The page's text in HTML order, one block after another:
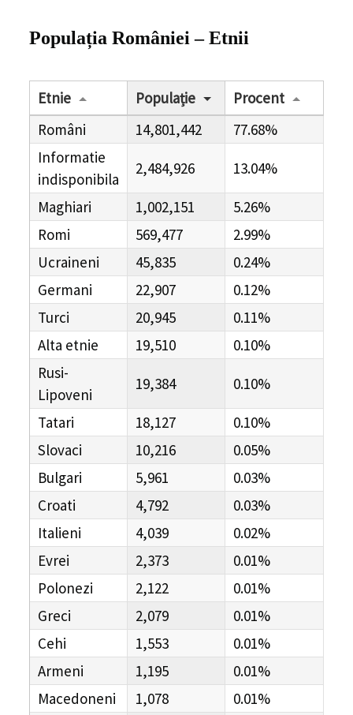
Populația României – Etnii
Etnie Populație
Procent
Români
14,801,442
77.68%
Informatie
indisponibila
2,484,926 13.04%
Maghiari 1,002,151
5.26%
Romi
569,477
2.99%
Ucraineni
45,835
0.24%
Germani
22,907
0.12%
Turci
20,945
0.11%
Alta etnie
19,510
0.10%
Rusi-
Lipoveni
19,384 0.10%
Tatari 18,127
0.10%
Slovaci
10,216
0.05%
Bulgari
5,961
0.03%
Croati
4,792
0.03%
Italieni
4,039
0.02%
Evrei
2,373
0.01%
Polonezi
2,122
0.01%
Greci
2,079
0.01%
Cehi
1,553
0.01%
Armeni
1,195
0.01%
Macedoneni
1,078
0.01%